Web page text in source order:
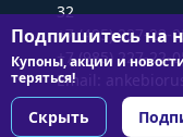
32
+7 (495) 227-22-
+7 (985) 227-22-
Email:
Подпишитесь на
Купоны, акции и
теряться!
Скрыть